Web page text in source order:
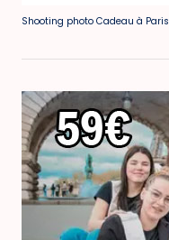
Shooting photo Cadeau à Paris